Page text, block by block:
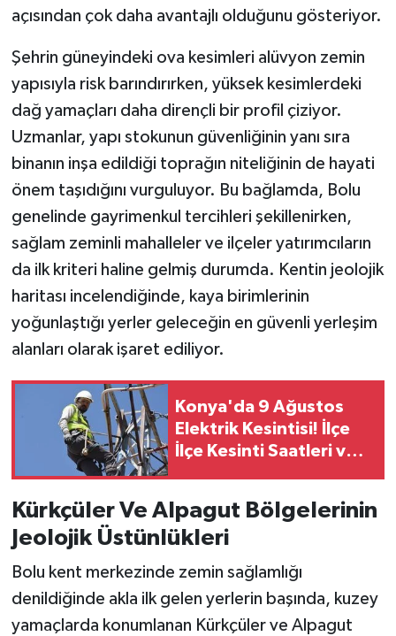
açısından çok daha avantajlı olduğunu gösteriyor.
Şehrin güneyindeki ova kesimleri alüvyon zemin
yapısıyla risk barındırırken, yüksek kesimlerdeki
dağ yamaçları daha dirençli bir profil çiziyor.
Uzmanlar, yapı stokunun güvenliğinin yanı sıra
binanın inşa edildiği toprağın niteliğinin de hayati
önem taşıdığını vurguluyor. Bu bağlamda, Bolu
genelinde gayrimenkul tercihleri şekillenirken,
sağlam zeminli mahalleler ve ilçeler yatırımcıların
da ilk kriteri haline gelmiş durumda. Kentin jeolojik
haritası incelendiğinde, kaya birimlerinin
yoğunlaştığı yerler geleceğin en güvenli yerleşim
alanları olarak işaret ediliyor.
Konya'da 9 Ağustos
Elektrik Kesintisi! İlçe
İlçe Kesinti Saatleri ve
Kürkçüler Ve Alpagut Bölgelerinin
Jeolojik Üstünlükleri
Bolu kent merkezinde zemin sağlamlığı
denildiğinde akla ilk gelen yerlerin başında, kuzey
yamaçlarda konumlanan Kürkçüler ve Alpagut